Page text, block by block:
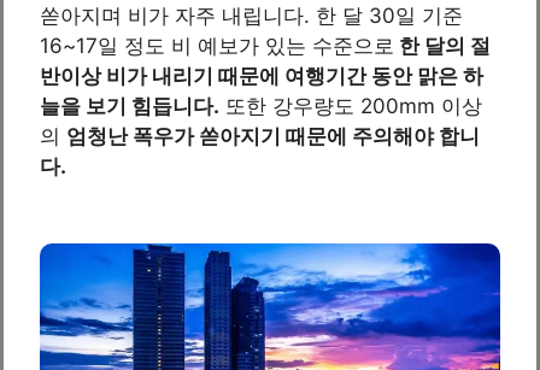
쏟아지며 비가 자주 내립니다. 한 달 30일 기준
16~17일 정도 비 예보가 있는 수준으로 한 달의 절
반이상 비가 내리기 때문에 여행기간 동안 맑은 하
늘을 보기 힘듭니다. 또한 강우량도 200mm 이상
의 엄청난 폭우가 쏟아지기 때문에 주의해야 합니
다.